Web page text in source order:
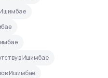
Ишимбае
в Ишимбае
в Ишимбае